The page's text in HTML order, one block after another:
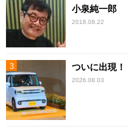
小泉純一郎
2018.08.22
ついに出現
2026.08.03